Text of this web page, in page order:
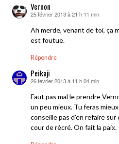
Vernon
dit :
25 février 2013 à 21 h 11 min
Ah merde, venant de toi, ça
est foutue.
Répondre
Peikaji
dit :
26 février 2013 à 11 h 04 min
Faut pas mal le prendre
un peu mieux. Tu feras
conseille pas d’en refaire
cour de récré. On fait la paix.